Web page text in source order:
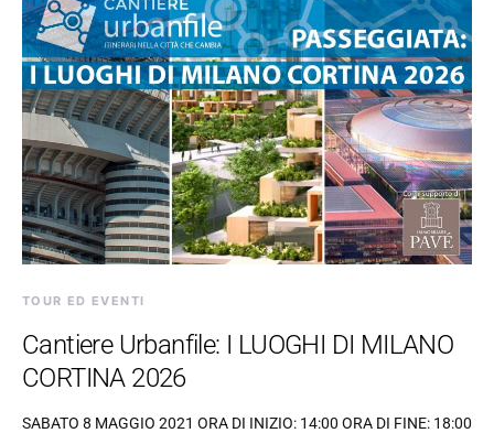
TOUR ED EVENTI
Cantiere Urbanfile: I LUOGHI DI MILANO
CORTINA 2026
SABATO 8 MAGGIO 2021 ORA DI INIZIO: 14:00 ORA DI FINE: 18:00